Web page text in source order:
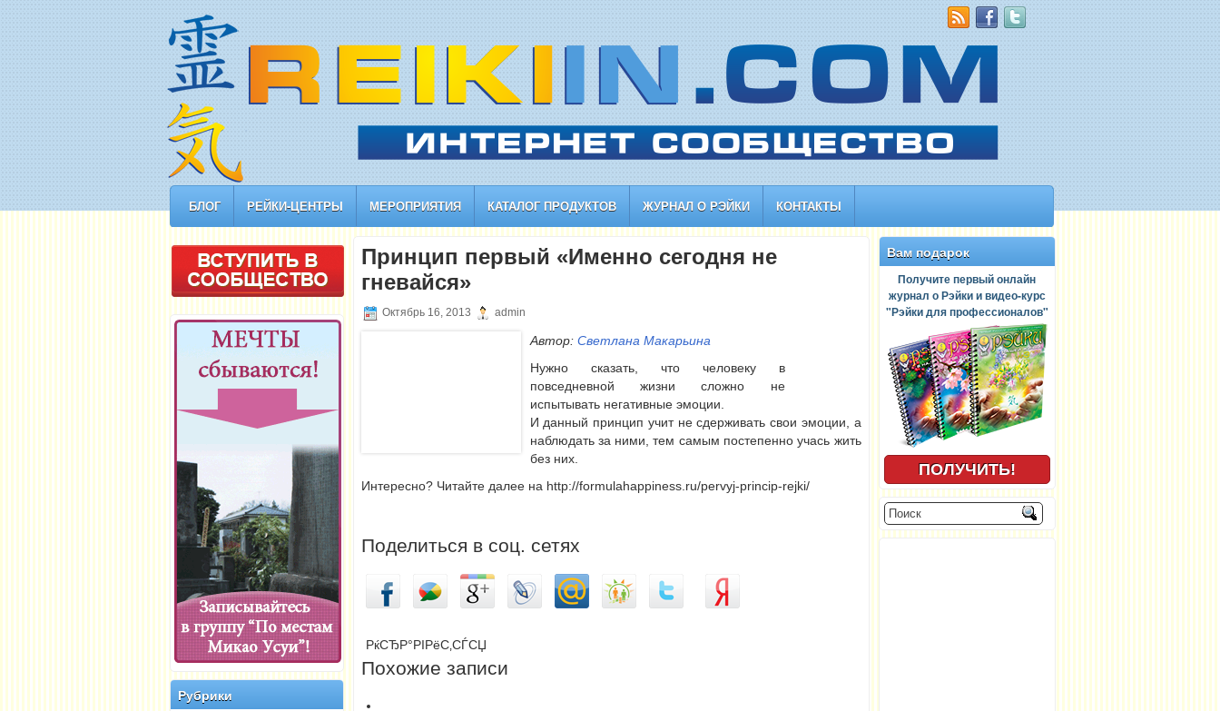
БЛОГ РЕЙКИ-ЦЕНТРЫ МЕРОПРИЯТИЯ КАТАЛОГ ПРОДУКТОВ ЖУРНАЛ О РЭЙКИ КОНТАКТЫ
Рубрики
Принцип первый «Именно сегодня не
гневайся»
Октябрь 16, 2013 admin
Автор: Светлана Макарьина
Нужно сказать, что человеку в
повседневной жизни сложно не
испытывать негативные эмоции.
И данный принцип учит не сдерживать свои эмоции, а
наблюдать за ними, тем самым постепенно учась жить
без них.
Интересно? Читайте далее на http://formulahappiness.ru/pervyj-princip-rejki/
Поделиться в соц. сетях
РќСЂР°РІРёС‚СЃСЏ
Похожие записи
Вам подарок
Получите первый онлайн
журнал о Рэйки и видео-курс
"Рэйки для профессионалов"